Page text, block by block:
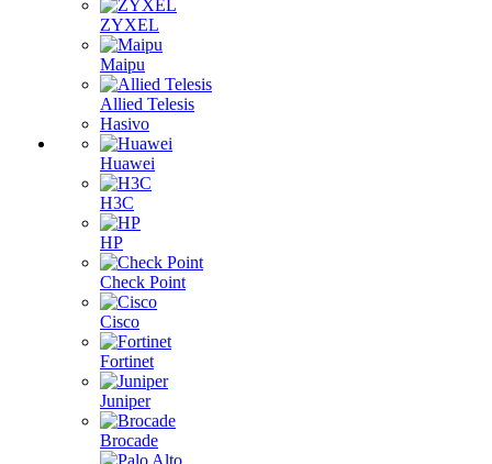
ZYXEL
Maipu
Allied Telesis
Hasivo
Huawei
H3C
HP
Check Point
Cisco
Fortinet
Juniper
Brocade